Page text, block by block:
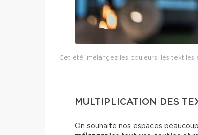
Cet été, mélangez les couleurs, les textiles
MULTIPLICATION DES
On souhaite nos espaces